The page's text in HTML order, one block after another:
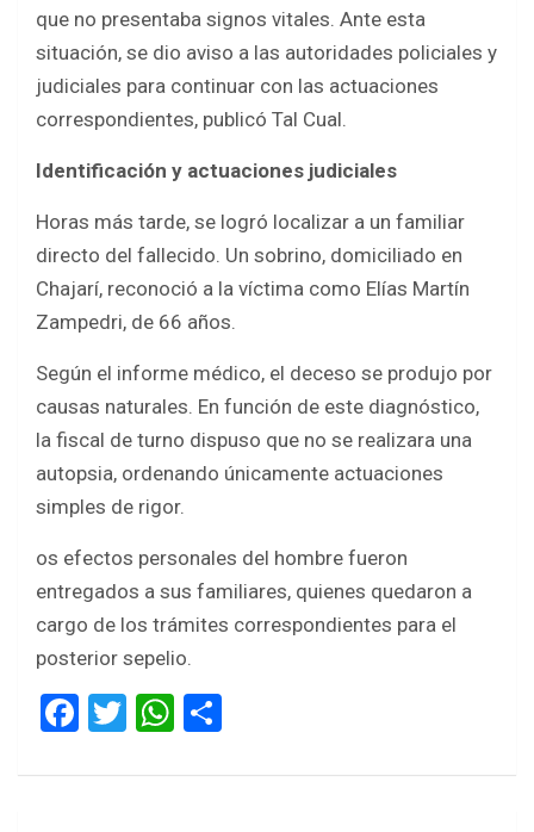
que no presentaba signos vitales. Ante esta
situación, se dio aviso a las autoridades policiales y
judiciales para continuar con las actuaciones
correspondientes, publicó Tal Cual.
Identificación y actuaciones judiciales
Horas más tarde, se logró localizar a un familiar
directo del fallecido. Un sobrino, domiciliado en
Chajarí, reconoció a la víctima como Elías Martín
Zampedri, de 66 años.
Según el informe médico, el deceso se produjo por
causas naturales. En función de este diagnóstico,
la fiscal de turno dispuso que no se realizara una
autopsia, ordenando únicamente actuaciones
simples de rigor.
os efectos personales del hombre fueron
entregados a sus familiares, quienes quedaron a
cargo de los trámites correspondientes para el
posterior sepelio.
F
ce
T
tt
W
at ar